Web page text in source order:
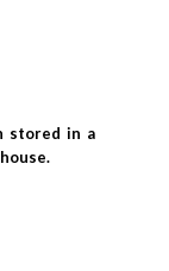
stored in a